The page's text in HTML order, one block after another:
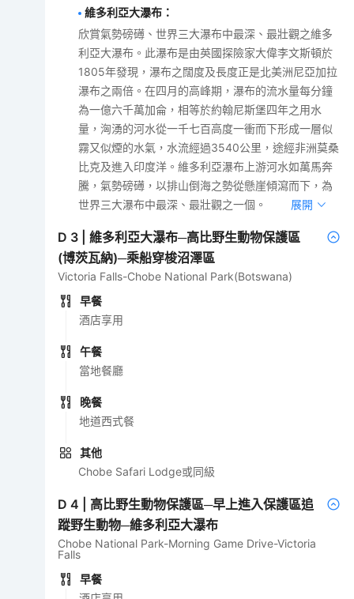
維多利亞大瀑布 ：
欣賞氣勢磅礡、世界三大瀑布中最深、最壯觀之維多
利亞大瀑布。此瀑布是由英國探險家大偉李文斯頓於
1805年發現，瀑布之闊度及長度正是北美洲尼亞加拉
瀑布之兩倍。在四月的高峰期，瀑布的流水量每分鐘
為一億六千萬加侖，相等於約翰尼斯堡四年之用水
量，洶湧的河水從一千七百高度一衝而下形成一層似
霧又似煙的水氣，水流經過3540公里，途經非洲莫桑
比克及進入印度洋。維多利亞瀑布上游河水如萬馬奔
騰，氣勢磅礡，以排山倒海之勢從懸崖傾瀉而下，為
世界三大瀑布中最深、最壯觀之一個。
展開
D 3 |維多利亞大瀑布─高比野生動物保護區
(博茨瓦納)─乘船穿梭沼澤區
Victoria Falls-Chobe National Park(Botswana)
早餐
酒店享用
午餐
當地餐廳
晚餐
地道西式餐
其他
Chobe Safari Lodge或同級
D4
高比野生動物保護區─早上進入保護區追
蹤野生動物─維多利亞大瀑布
Chobe National Park-Morning Game Drive-Victoria
Falls
早餐